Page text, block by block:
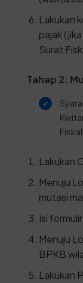
Lakukan
pajak
Surat
Tahap 2:
Fiskal.
Lakukan
Menuju
mutasi
Isi
Menuju
BPKB
Lakukan